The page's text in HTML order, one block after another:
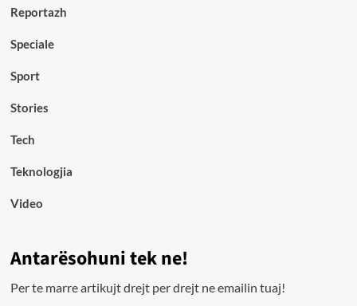
Reportazh
Speciale
Sport
Stories
Tech
Teknologjia
Video
Antarësohuni tek ne!
Per te marre artikujt drejt per drejt ne emailin tuaj!